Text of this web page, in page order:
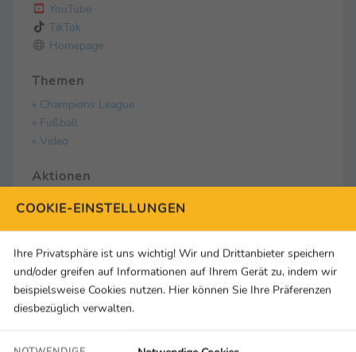
YouTube
TikTok
Homepage
Themen
» Champions League
» Fußball
» Video
Aktionen
Download als TXT
Drucken
Mediathek
2 Medien
COOKIE-EINSTELLUNGEN
Ihre Privatsphäre ist uns wichtig! Wir und Drittanbieter speichern
und/oder greifen auf Informationen auf Ihrem Gerät zu, indem wir
beispielsweise Cookies nutzen. Hier können Sie Ihre Präferenzen
diesbezüglich verwalten.